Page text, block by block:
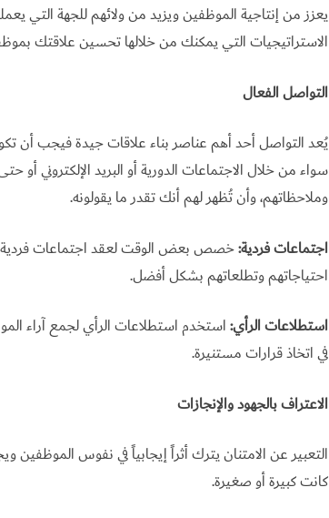
يعزز من إنتاجية الموظفين ويزيد من ولائهم للجهة التي
الاستراتيجيات التي يمكنك من خلالها تحسين علاقتك
التواصل الفعال
يُعد التواصل أحد أهم عناصر بناء علاقات جيدة فيجب أن
سواء من خلال الاجتماعات الدورية أو البريد الإلكتروني
وملاحظاتهم، وأن تُظهر لهم أنك تقدر ما يقولونه.
اجتماعات فردية:خصص بعض الوقت لعقد اجتماعات
احتياجاتهم وتطلعاتهم بشكل أفضل.
استطلاعات الرأي:استخدم استطلاعات الرأي لجمع آراء
في اتخاذ قرارات مستنيرة.
الاعتراف بالجهود والإنجازات
التعبير عن الامتنان يترك أثراً إيجابياً في نفوس
كانت كبيرة أو صغيرة.